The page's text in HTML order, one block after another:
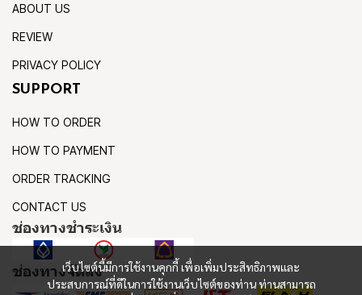
เว็บไซต์นี้มีการใช้งานคุกกี้ เพื่อเพิ่มประสิทธิภาพและ
ประสบการณ์ที่ดีในการใช้งานเว็บไซต์ของท่าน ท่านสามารถ
ABOUT US
REVIEW
PRIVACY POLICY
SUPPORT
HOW TO ORDER
HOW TO PAYMENT
ORDER TRACKING
CONTACT US
ช่องทางชำระเงิน
ช่องทางจัดส่ง